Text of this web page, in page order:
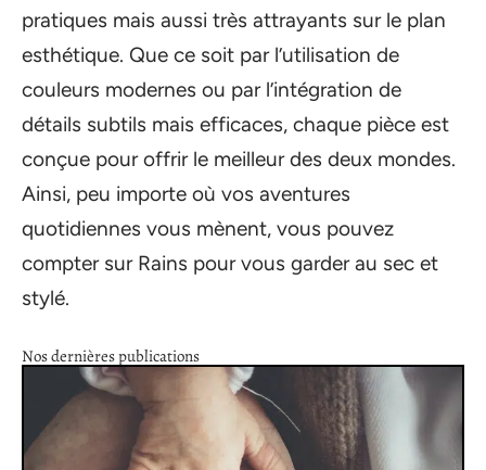
pratiques mais aussi très attrayants sur le plan
esthétique. Que ce soit par l’utilisation de
couleurs modernes ou par l’intégration de
détails subtils mais efficaces, chaque pièce est
conçue pour offrir le meilleur des deux mondes.
Ainsi, peu importe où vos aventures
quotidiennes vous mènent, vous pouvez
compter sur Rains pour vous garder au sec et
stylé.
Nos dernières publications